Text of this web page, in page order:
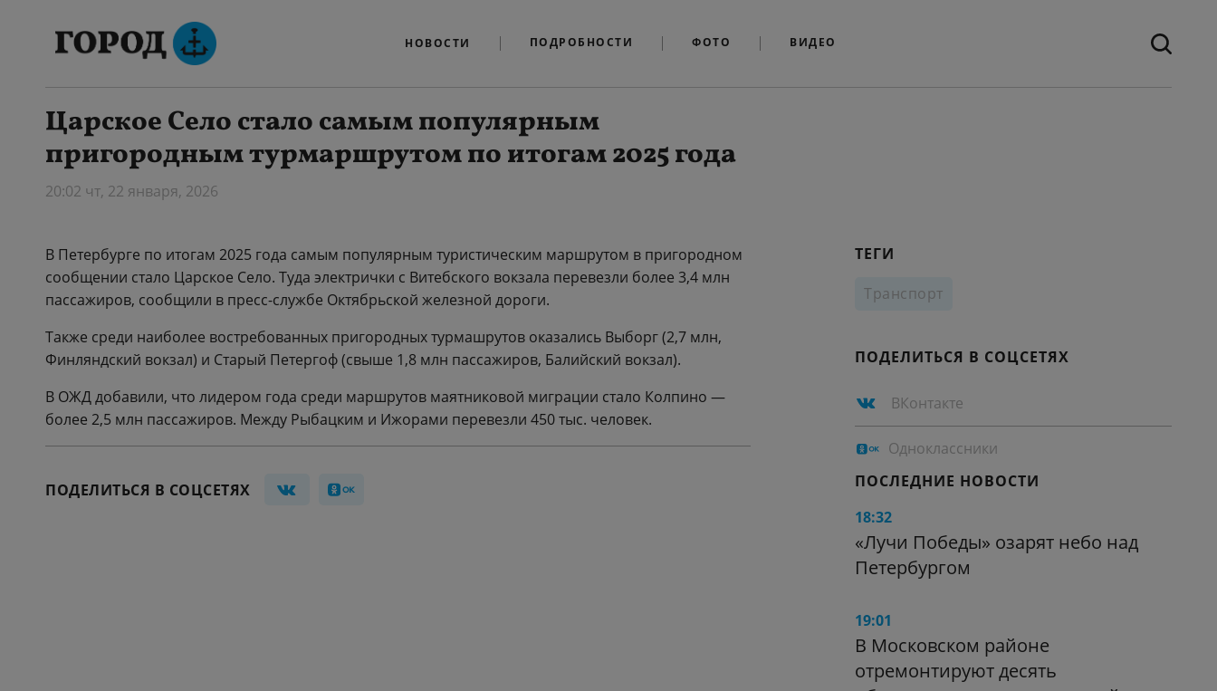
НОВОСТИ ПОДРОБНОСТИ ФОТО ВИДЕО
Царское Село стало самым популярным
пригородным турмаршрутом по итогам 2025 года
20:02 чт, 22 января, 2026
В Петербурге по итогам 2025 года самым популярным туристическим маршрутом в пригородном
сообщении стало Царское Село. Туда электрички с Витебского вокзала перевезли более 3,4 млн
пассажиров, сообщили в пресс-службе Октябрьской железной дороги.
Также среди наиболее востребованных пригородных турмашрутов оказались Выборг (2,7 млн,
Финляндский вокзал) и Старый Петергоф (свыше 1,8 млн пассажиров, Балийский вокзал).
В ОЖД добавили, что лидером года среди маршрутов маятниковой миграции стало Колпино —
более 2,5 млн пассажиров. Между Рыбацким и Ижорами перевезли 450 тыс. человек.
ПОДЕЛИТЬСЯ В СОЦСЕТЯХ
ТЕГИ
Транспорт
ПОДЕЛИТЬСЯ В СОЦСЕТЯХ
ВКонтакте
Одноклассники
ПОСЛЕДНИЕ НОВОСТИ
18:32
«Лучи Победы» озарят небо над
Петербургом
19:01
В Московском районе
отремонтируют десять